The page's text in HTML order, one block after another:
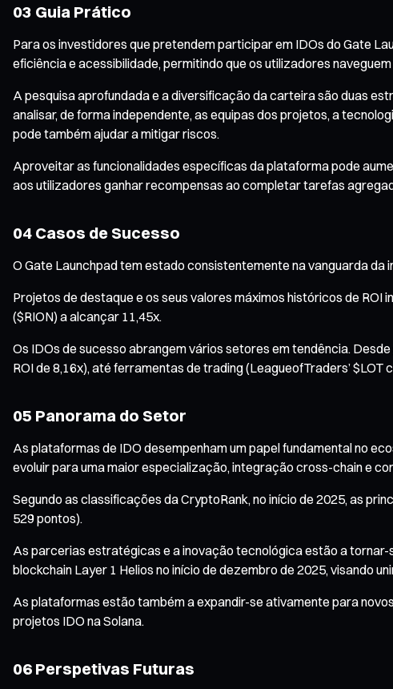
03 Guia Prático
Para os investidores que pretendem participar em IDOs do Gate
eficiência e acessibilidade, permitindo que os utilizadores
A pesquisa aprofundada e a diversificação da carteira são duas
analisar, de forma independente, as equipas dos projetos, a
pode também ajudar a mitigar riscos.
Aproveitar as funcionalidades específicas da plataforma pode
aos utilizadores ganhar recompensas ao completar tarefas
04 Casos de Sucesso
O Gate Launchpad tem estado consistentemente na vanguarda
Projetos de destaque e os seus valores máximos históricos de ROI
($RION) a alcançar 11,45x.
Os IDOs de sucesso abrangem vários setores em tendência.
ROI de 8,16x), até ferramentas de trading (LeagueofTraders’
05 Panorama do Setor
As plataformas de IDO desempenham um papel fundamental no
evoluir para uma maior especialização, integração cross-chain e
Segundo as classificações da CryptoRank, no início de 2025, as
529 pontos).
As parcerias estratégicas e a inovação tecnológica estão a
blockchain Layer 1 Helios no início de dezembro de 2025, visando
As plataformas estão também a expandir-se ativamente para
projetos IDO na Solana.
06 Perspetivas Futuras